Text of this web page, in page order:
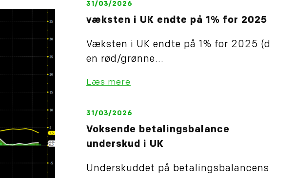
31/03/2026
væksten i UK endte på 1% for 2025
Væksten i UK endte på 1% for 2025 (d
en rød/grønne...
Læs mere
31/03/2026
Voksende betalingsbalance
underskud i UK
Underskuddet på betalingsbalancens